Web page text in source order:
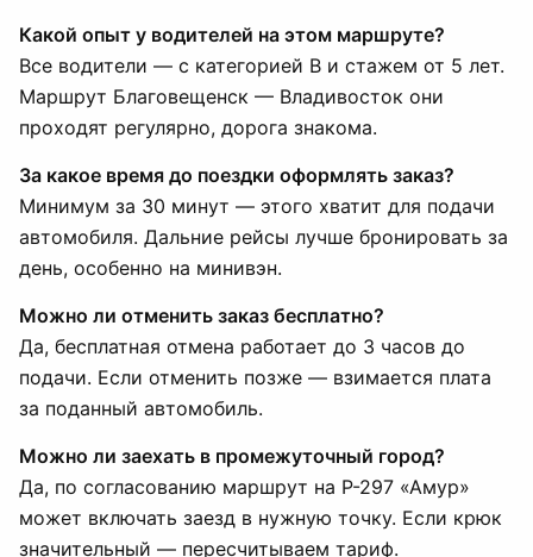
Какой опыт у водителей на этом маршруте?
Все водители — с категорией B и стажем от 5 лет.
Маршрут Благовещенск — Владивосток они
проходят регулярно, дорога знакома.
За какое время до поездки оформлять заказ?
Минимум за 30 минут — этого хватит для подачи
автомобиля. Дальние рейсы лучше бронировать за
день, особенно на минивэн.
Можно ли отменить заказ бесплатно?
Да, бесплатная отмена работает до 3 часов до
подачи. Если отменить позже — взимается плата
за поданный автомобиль.
Можно ли заехать в промежуточный город?
Да, по согласованию маршрут на Р-297 «Амур»
может включать заезд в нужную точку. Если крюк
значительный — пересчитываем тариф.